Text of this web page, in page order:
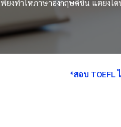
พียงทำให้ภาษาอังกฤษดีขึ้น แต่ยัง
*สอบ TOEFL